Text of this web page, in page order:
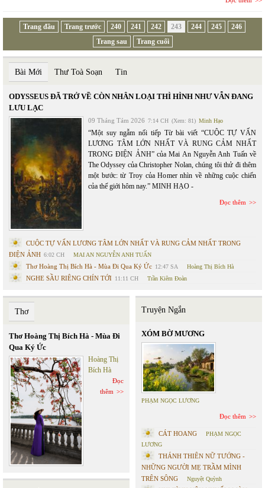
Trang đầu Trang trước 240 241 242 243 244 245
246
Trang sau
Trang cuối
Bài Mới Thư Toà Soạn Tin
ODYSSEUS ĐÃ TRỞ VỀ CÒN NHÂN LOẠI THÌ HÌNH NHƯ VẪN ĐANG
LƯU LẠC
09 Tháng Tám 2026 7:14 CH (Xem: 81) Minh Hạo
“Một suy ngẫm nối tiếp Từ bài viết “CUỘC TỰ VẤN
LƯƠNG TÂM LỚN NHẤT VÀ RUNG CẢM NHẤT
TRONG ĐIỆN ẢNH” của Mai An Nguyễn Anh Tuấn về
The Odyssey của Christopher Nolan, chúng tôi thử đi thêm
một bước: từ Troy của Homer nhìn về những cuộc chiến
của thế giới hôm nay.” MINH HẠO -
Đọc thêm
CUỘC TỰ VẤN LƯƠNG TÂM LỚN NHẤT VÀ RUNG CẢM NHẤT TRONG
ĐIỆN ẢNH 6:02 CH MAI AN NGUYỄN ANH TUẤN
Thơ Hoàng Thị Bích Hà - Mùa Đi Qua Ký Ức 12:47 SA Hoàng Thị Bích Hà
NGHE SẦU RIÊNG CHÍN TỚI 11:11 CH Trần Kiêm Đoàn
Thơ
Thơ Hoàng Thị Bích Hà - Mùa Đi
Qua Ký Ức
Hoàng Thị
Bích Hà
Đọc
thêm
Truyện Ngắn
XÓM BỜ MƯƠNG
PHẠM NGỌC LƯƠNG
Đọc thêm
CÁT HOANG
PHẠM NGỌC
LƯƠNG
THÁNH THIÊN NỮ TƯỚNG -
NHỮNG NGƯỜI MẸ TRẦM MÌNH
TRÊN SÔNG
Nguyệt Quỳnh